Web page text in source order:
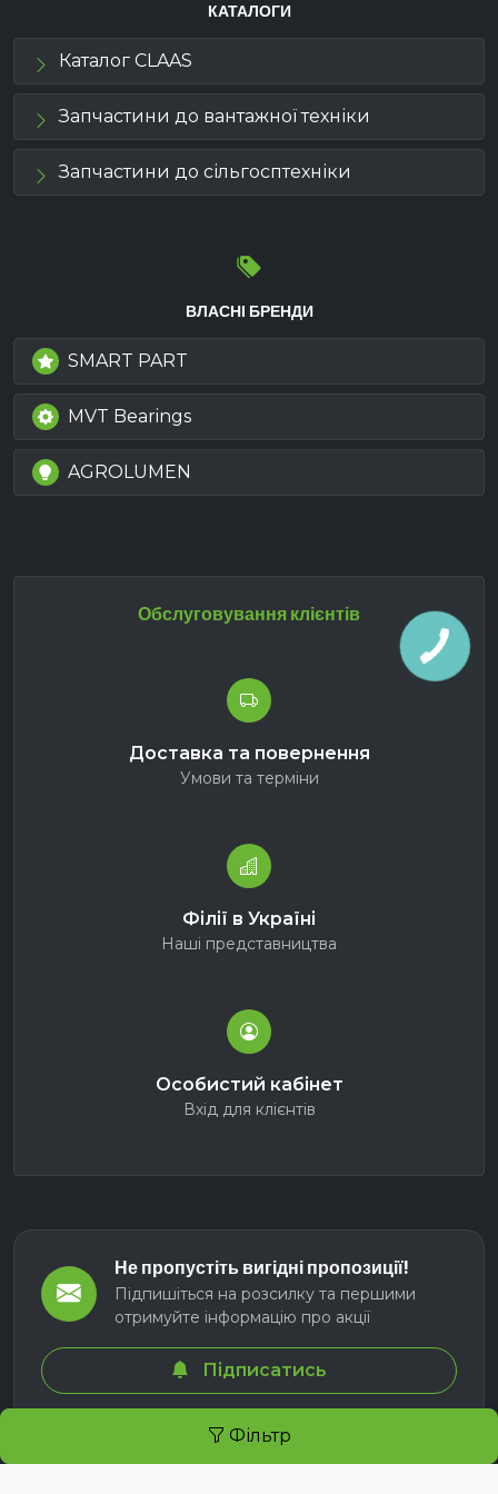
Наявність широкого спектру запчастин
Зручний пошук та категоризація на сайті
Наявність якісних аналогів запчастин до
Детальна інформація про кожну
застосування.
Відділ підтримки, який може надавати
консультації та допомогу у виборі
правильних запчастин.
Конкурентоспроможні Ціни та Пропозиції:
Акції, знижки або спеціальні пропозиції
для постійних клієнтів.
запитання або проблеми від клієнтської
Консультація у офісі філії у Вашому регіоні
Спеціальні умови для постійних клієнтів:
постійним клієнтам, можливість
спеціальних умов оплати замовлень.
зламаної техніки.
Можливість самовивозу зі складів
Фільтр
КАТАЛОГИ
Каталог CLAAS
Запчастини до вантажної техніки
Запчастини до сільгосптехніки
ВЛАСНІ БРЕНДИ
SMART PART
MVT Bearings
AGROLUMEN
Обслуговування клієнтів
Доставка та повернення
Умови та терміни
Філії в Україні
Наші представництва
Особистий кабінет
Вхід для клієнтів
Не пропустіть вигідні пропозиції!
Підпишіться на розсилку та першими
отримуйте інформацію про акції
Підписатись
© 2026 СЕЛМ АГРО. Всі права захищені.